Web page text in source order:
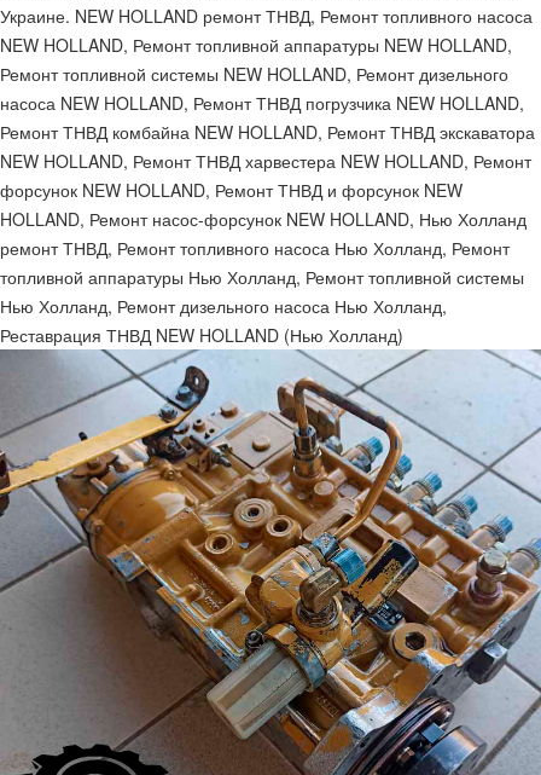
Украине. NEW HOLLAND ремонт ТНВД, Ремонт топливного насоса
NEW HOLLAND, Ремонт топливной аппаратуры NEW HOLLAND,
Ремонт топливной системы NEW HOLLAND, Ремонт дизельного
насоса NEW HOLLAND, Ремонт ТНВД погрузчика NEW HOLLAND,
Ремонт ТНВД комбайна NEW HOLLAND, Ремонт ТНВД экскаватора
NEW HOLLAND, Ремонт ТНВД харвестера NEW HOLLAND, Ремонт
форсунок NEW HOLLAND, Ремонт ТНВД и форсунок NEW
HOLLAND, Ремонт насос-форсунок NEW HOLLAND, Нью Холланд
ремонт ТНВД, Ремонт топливного насоса Нью Холланд, Ремонт
топливной аппаратуры Нью Холланд, Ремонт топливной системы
Нью Холланд, Ремонт дизельного насоса Нью Холланд,
Реставрация ТНВД NEW HOLLAND (Нью Холланд)